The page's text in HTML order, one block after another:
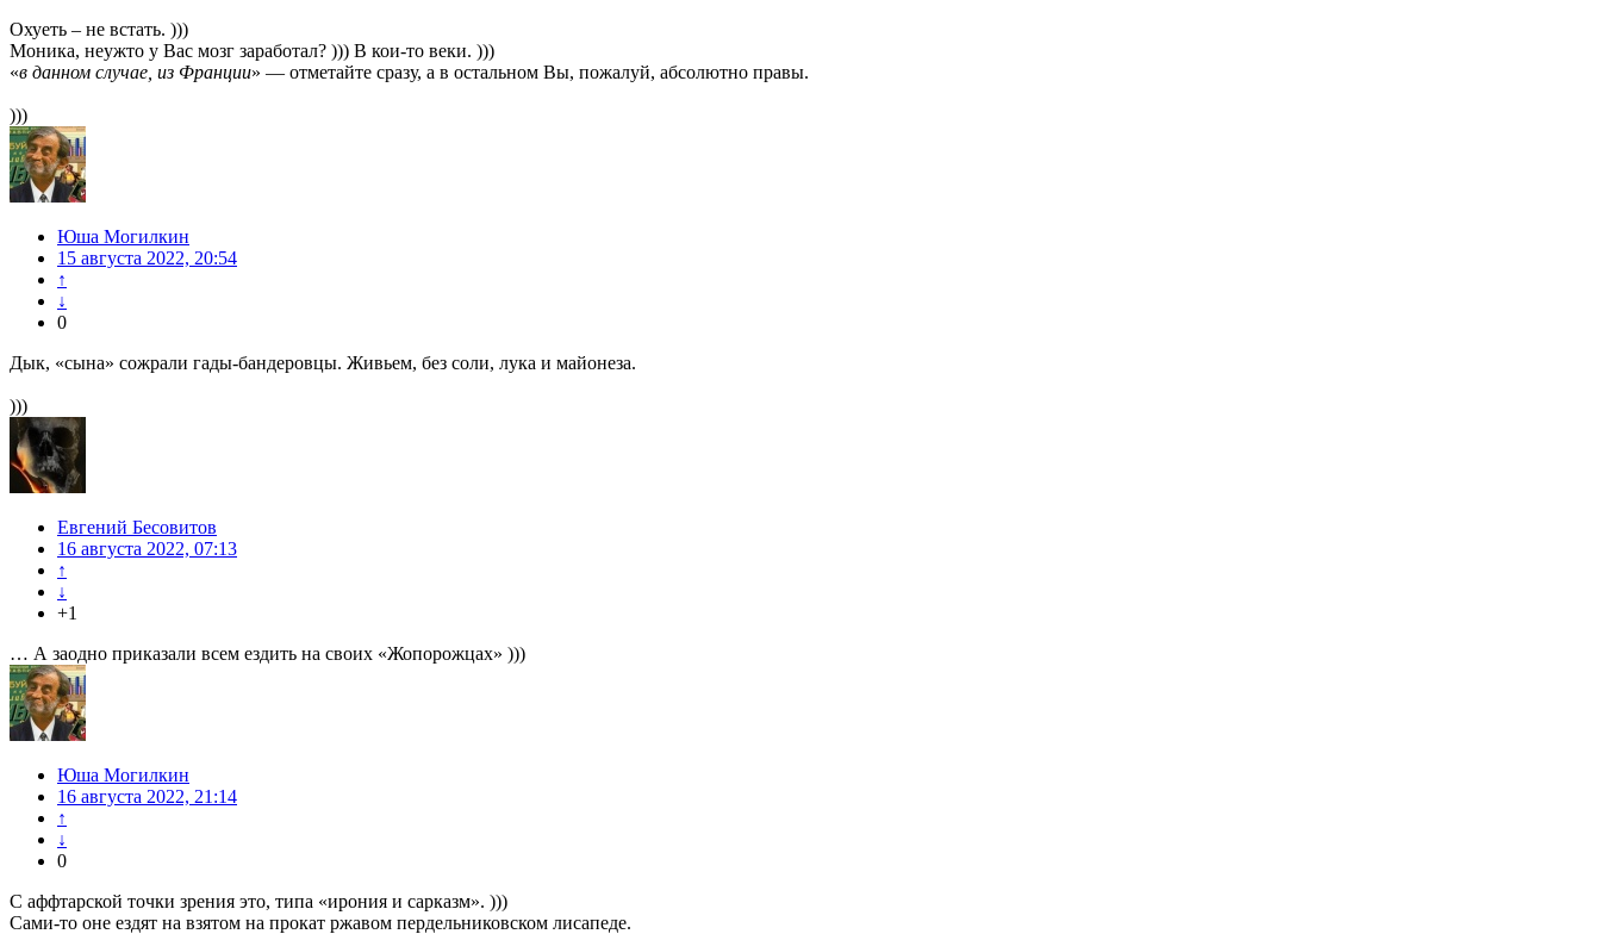
Охуеть – не встать. )))
Моника, неужто у Вас мозг заработал? ))) В кои-то веки. )))
«в данном случае, из Франции» — отметайте сразу, а в остальном Вы, пожалуй, абсолютно правы.
)))
Юша Могилкин
15 августа 2022, 20:54
↑
↓
0
Дык, «сына» сожрали гады-бандеровцы. Живьем, без соли, лука и майонеза.
)))
Евгений Бесовитов
16 августа 2022, 07:13
↑
↓
+1
… А заодно приказали всем ездить на своих «Жопорожцах» )))
Юша Могилкин
16 августа 2022, 21:14
↑
↓
0
С аффтарской точки зрения это, типа «ирония и сарказм». )))
Сами-то оне ездят на взятом на прокат ржавом пердельниковском лисапеде.